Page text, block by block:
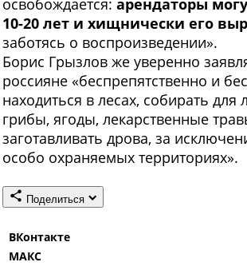
освобождается: арендаторы
10-20 лет и хищнически его
заботясь о воспроизведении».
Борис Грызлов же уверенно
россияне «беспрепятственно и
находиться в лесах, собирать
грибы, ягоды, лекарственные
заготавливать дрова, за
особо охраняемых территориях».
Поделиться
ВКонтакте
МАКС